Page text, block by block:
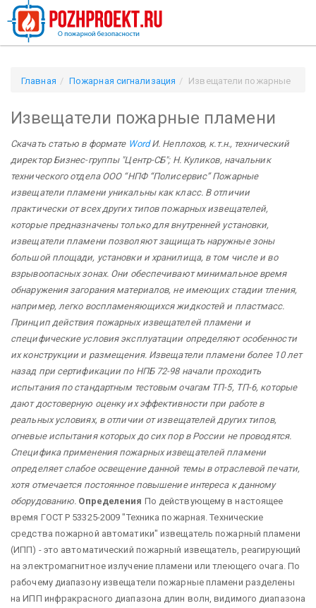
Главная Пожарная сигнализация
Извещатели пожарные
Извещатели пожарные пламени
Скачать статью в формате Word И. Неплохов, к.т.н., технический
директор Бизнес-группы "Центр-СБ"; Н. Куликов, начальник
технического отдела ООО “НПФ “Полисервис” Пожарные
извещатели пламени уникальны как класс. В отличии
практически от всех других типов пожарных извещателей,
которые предназначены только для внутренней установки,
извещатели пламени позволяют защищать наружные зоны
большой площади, установки и хранилища, в том числе и во
взрывоопасных зонах. Они обеспечивают минимальное время
обнаружения загорания материалов, не имеющих стадии тления,
например, легко воспламеняющихся жидкостей и пластмасс.
Принцип действия пожарных извещателей пламени и
специфические условия эксплуатации определяют особенности
их конструкции и размещения. Извещатели пламени более 10 лет
назад при сертификации по НПБ 72-98 начали проходить
испытания по стандартным тестовым очагам ТП-5, ТП-6, которые
дают достоверную оценку их эффективности при работе в
реальных условиях, в отличии от извещателей других типов,
огневые испытания которых до сих пор в России не проводятся.
Специфика применения пожарных извещателей пламени
определяет слабое освещение данной темы в отраслевой печати,
хотя отмечается постоянное повышение интереса к данному
оборудованию. Определения По действующему в настоящее
время ГОСТ Р 53325-2009 "Техника пожарная. Технические
средства пожарной автоматики" извещатель пожарный пламени
(ИПП) - это автоматический пожарный извещатель, реагирующий
на электромагнитное излучение пламени или тлеющего очага. По
рабочему диапазону извещатели пожарные пламени разделены
на ИПП инфракрасного диапазона длин волн, видимого диапазона